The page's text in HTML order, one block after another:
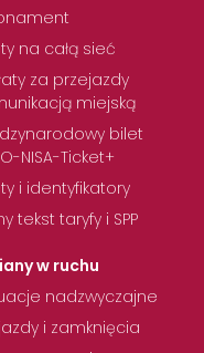
na całą sieć
za przejazdy
miejską
bilet
NISA-Ticket+
i identyfikatory
tekst taryfy i SPP
w ruchu
nadzwyczajne
i zamknięcia